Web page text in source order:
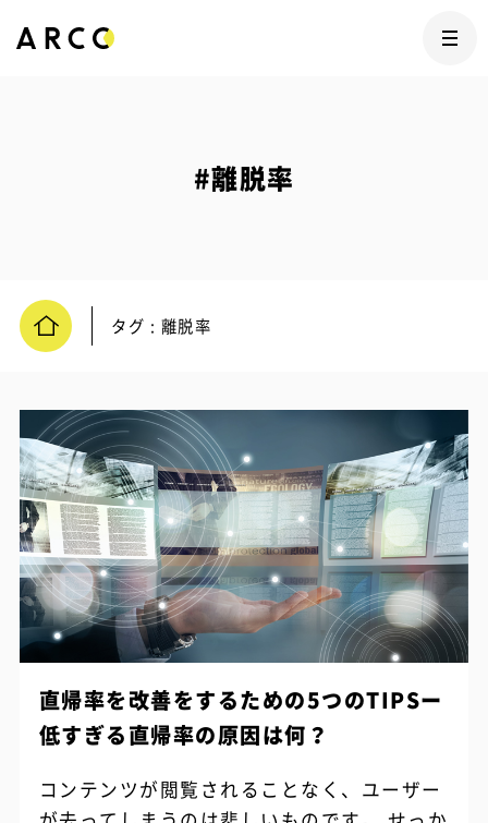
#離脱率
タグ : 離脱率
直帰率を改善をするための5つのTIPSー
低すぎる直帰率の原因は何？
コンテンツが閲覧されることなく、ユーザー